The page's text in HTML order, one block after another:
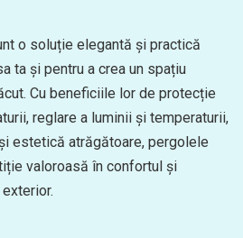
o soluție elegantă și practică
ta și pentru a crea un spațiu
Cu beneficiile lor de protecție
reglare a luminii și temperaturii,
estetică atrăgătoare, pergolele
valoroasă în confortul și